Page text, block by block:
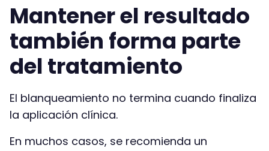
Mantener el resultado
también forma parte
del tratamiento
El blanqueamiento no termina cuando finaliza
la aplicación clínica.
En muchos casos, se recomienda un